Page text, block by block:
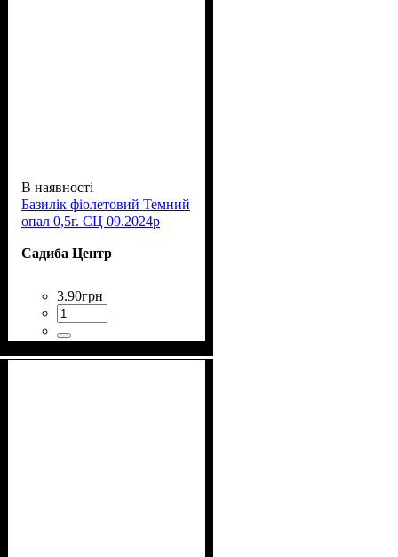
В наявності
Базилік фіолетовий Темний
опал 0,5г. СЦ 09.2024р
Садиба Центр
3.90грн